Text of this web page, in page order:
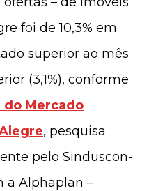
foi de 10,3% em
superior ao mês
(3,1%), conforme
do Mercado
, pesquisa
pelo Sinduscon-
a Alphaplan –